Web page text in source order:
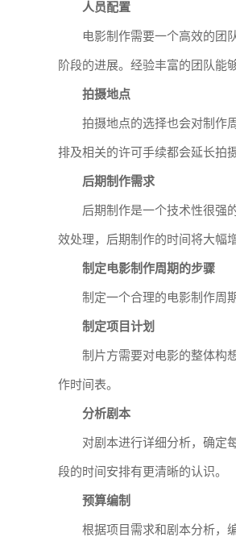
人员配置
电影制作需要一个高效的团
阶段的进展。经验丰富的团队能
拍摄地点
拍摄地点的选择也会对制作
排及相关的许可手续都会延长拍
后期制作需求
后期制作是一个技术性很强
效处理，后期制作的时间将大幅
制定电影制作周期的步骤
制定一个合理的电影制作周
制定项目计划
制片方需要对电影的整体构
作时间表。
分析剧本
对剧本进行详细分析，确定
段的时间安排有更清晰的认识。
预算编制
根据项目需求和剧本分析，